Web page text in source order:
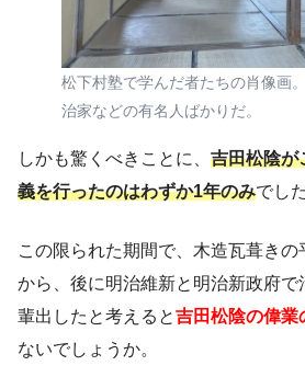
松下村塾で学んだ者たちの肖像画
治家などの有名人ばかりだ。
しかも驚くべきことに、 吉田松陰が
義を行ったのはわずか1年のみでした
この限られた期間で、木造瓦葺き
から、後に明治維新と明治新政府で
輩出したと考えると吉田松陰の偉業
ないでしょうか。